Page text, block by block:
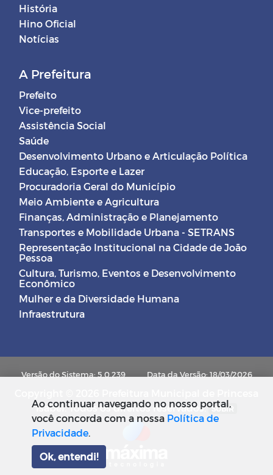
História
Hino Oficial
Notícias
A Prefeitura
Prefeito
Vice-prefeito
Assistência Social
Saúde
Desenvolvimento Urbano e Articulação Política
Educação, Esporte e Lazer
Procuradoria Geral do Município
Meio Ambiente e Agricultura
Finanças, Administração e Planejamento
Transportes e Mobilidade Urbana - SETRANS
Representação Institucional na Cidade de João
Pessoa
Cultura, Turismo, Eventos e Desenvolvimento
Econômico
Mulher e da Diversidade Humana
Infraestrutura
Versão do Sistema: 5.0.239 Data da Versão: 18/03/2026
Isabel. Todos os direitos reservados. SUBIR
Ao continuar navegando no nosso portal,
você concorda com a nossa Política de
Privacidade.
Ok, entendi!